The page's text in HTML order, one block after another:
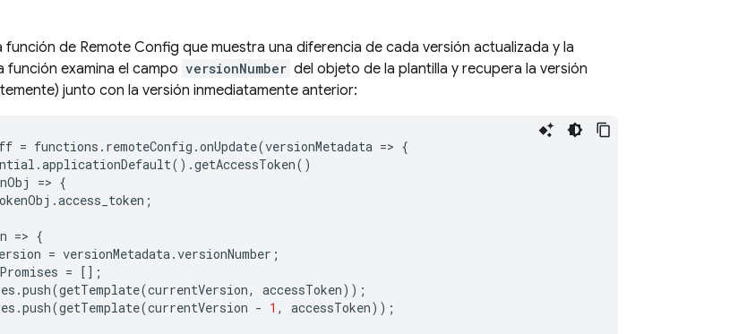
función de Remote Config que muestra una diferencia de cada versión actualizada y la
función examina el campo versionNumber del objeto de la plantilla y recupera la versión
junto con la versión inmediatamente anterior:
= functions . remoteConfig .onUpdate(versionMetadata => {
.applicationDefault() .getAccessToken()
=> {
.access_token ;
=> {
= versionMetadata.versionNumber ;
= [];
.push(getTemplate(currentVersion, accessToken));
.push(getTemplate(currentVersion - 1 , accessToken));